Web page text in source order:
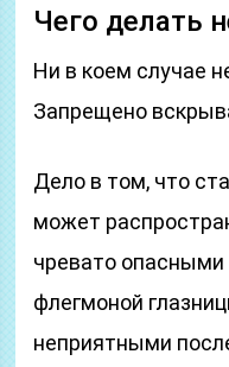
Чего делать
Ни в коем случае
Запрещено
Дело в том, что
может
чревато
флегмоной
неприятными